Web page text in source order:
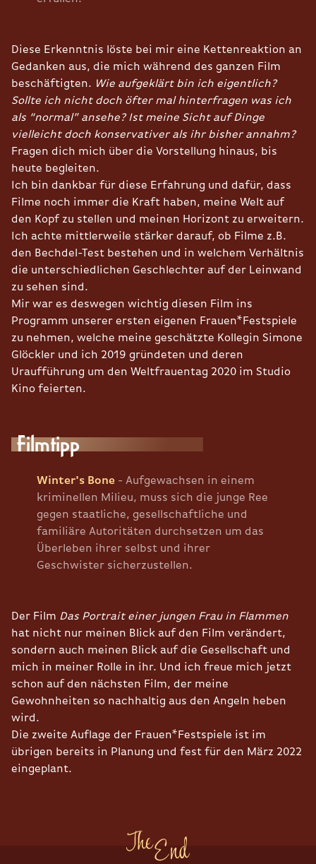
Diese Erkenntnis löste bei mir eine Kettenreaktion an
Gedanken aus, die mich während des ganzen Film
beschäftigten. Wie aufgeklärt bin ich eigentlich?
Sollte ich nicht doch öfter mal hinterfragen was ich
als “normal” ansehe? Ist meine Sicht auf Dinge
vielleicht doch konservativer als ihr bisher annahm?
Fragen dich mich über die Vorstellung hinaus, bis
heute begleiten.
Ich bin dankbar für diese Erfahrung und dafür, dass
Filme noch immer die Kraft haben, meine Welt auf
den Kopf zu stellen und meinen Horizont zu erweitern.
Ich achte mittlerweile stärker darauf, ob Filme z.B.
den Bechdel-Test bestehen und in welchem Verhältnis
die unterschiedlichen Geschlechter auf der Leinwand
zu sehen sind.
Mir war es deswegen wichtig diesen Film ins
Programm unserer ersten eigenen Frauen*Festspiele
zu nehmen, welche meine geschätzte Kollegin Simone
Glöckler und ich 2019 gründeten und deren
Uraufführung um den Weltfrauentag 2020 im Studio
Kino feierten.
Filmtipp
Winter's Bone - Aufgewachsen in einem
kriminellen Milieu, muss sich die junge Ree
gegen staatliche, gesellschaftliche und
familiäre Autoritäten durchsetzen um das
Überleben ihrer selbst und ihrer
Geschwister sicherzustellen.
Der Film Das Portrait einer jungen Frau in Flammen
hat nicht nur meinen Blick auf den Film verändert,
sondern auch meinen Blick auf die Gesellschaft und
mich in meiner Rolle in ihr. Und ich freue mich jetzt
schon auf den nächsten Film, der meine
Gewohnheiten so nachhaltig aus den Angeln heben
wird.
Die zweite Auflage der Frauen*Festspiele ist im
übrigen bereits in Planung und fest für den März 2022
eingeplant.